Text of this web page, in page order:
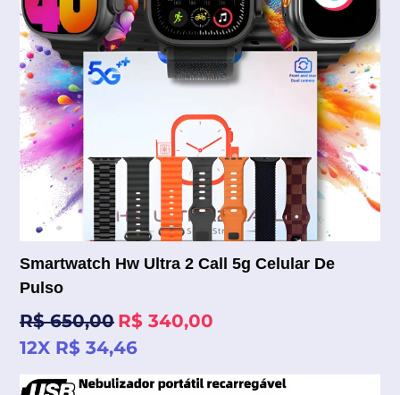
Smartwatch Hw Ultra 2 Call 5g Celular De
Pulso
Preço
normal
R$ 650,00 R$ 340,00
12X R$ 34,46